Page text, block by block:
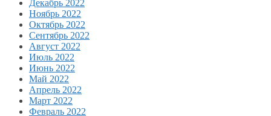
Декабрь 2022
Ноябрь 2022
Октябрь 2022
Сентябрь 2022
Август 2022
Июль 2022
Июнь 2022
Май 2022
Апрель 2022
Март 2022
Февраль 2022